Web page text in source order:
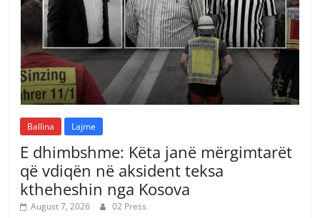
Ballina Lajme
E dhimbshme: Këta janë mërgimtarët
që vdiqën në aksident teksa
ktheheshin nga Kosova
August 7, 2026 02 Press